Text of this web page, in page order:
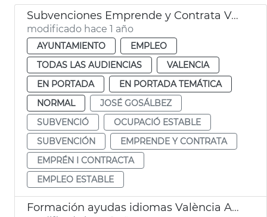
Subvenciones Emprende y Contrata València
modificado hace 1 año
AYUNTAMIENTO
EMPLEO
TODAS LAS AUDIENCIAS
VALENCIA
EN PORTADA
EN PORTADA TEMÁTICA
NORMAL
JOSÉ GOSÁLBEZ
SUBVENCIÓ
OCUPACIÓ ESTABLE
SUBVENCIÓN
EMPRENDE Y CONTRATA
EMPRÉN I CONTRACTA
EMPLEO ESTABLE
Formación ayudas idiomas València Activa